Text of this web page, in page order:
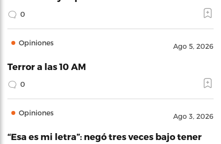
0
Opiniones Ago 5, 2026
Terror a las 10 AM
0
Opiniones Ago 3, 2026
“Esa es mi letra”: negó tres veces bajo tener